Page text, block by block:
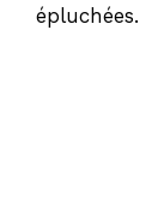
épluchées.